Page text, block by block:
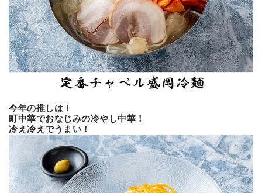
今年の推しは！
町中華でおなじみの冷やし中華！
冷え冷えでうまい！